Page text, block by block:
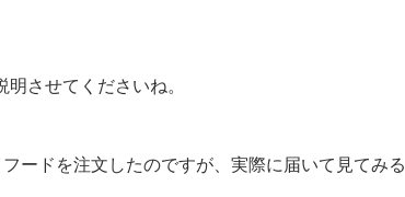
させてくださいね。
ードを注文したのですが、実際に届いて見てみる